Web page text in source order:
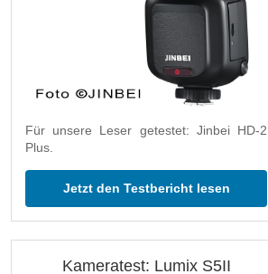
Für unsere Leser getestet: Jinbei HD-2
Plus.
Jetzt den Testbericht lesen
Kameratest: Lumix S5II